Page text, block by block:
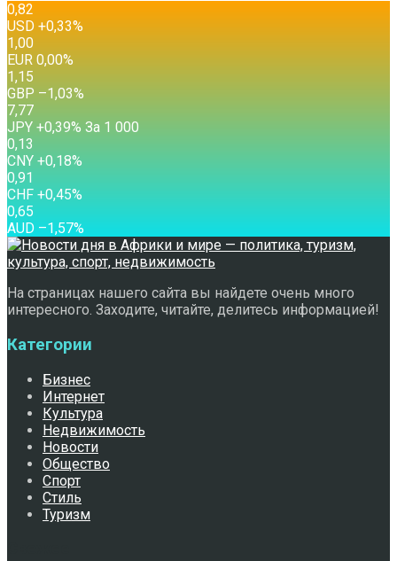
0,82
USD +0,33%
1,00
EUR 0,00%
1,15
GBP –1,03%
7,77
JPY +0,39% За 1 000
0,13
CNY +0,18%
0,91
CHF +0,45%
0,65
AUD –1,57%
На страницах нашего сайта вы найдете очень много
интересного. Заходите, читайте, делитесь информацией!
Категории
Бизнес
Интернет
Культура
Недвижимость
Новости
Общество
Спорт
Стиль
Туризм